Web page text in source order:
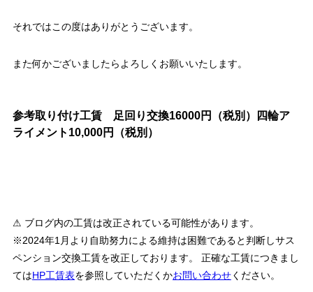
それではこの度はありがとうございます。
また何かございましたらよろしくお願いいたします。
参考取り付け工賃 足回り交換16000円（税別）四輪ア
ライメント10,000円（税別）
⚠ ブログ内の工賃は改正されている可能性があります。
※2024年1月より自助努力による維持は困難であると判断しサス
ペンション交換工賃を改正しております。 正確な工賃につきまし
てはHP工賃表を参照していただくかお問い合わせください。